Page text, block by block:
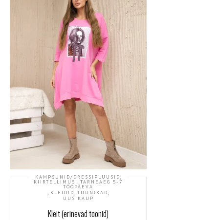
KAMPSUNID/DRESSIPLUUSID
KIIRTELLIMUS! TARNEAEG 5-7
TÖÖPÄEVA
KLEIDID TUUNIKAD
UUS KAUP
Kleit (erinevad toonid)